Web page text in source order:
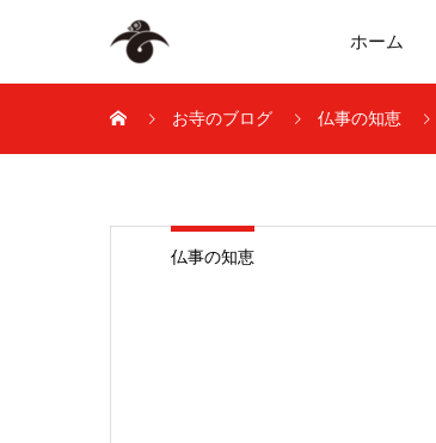
ホーム
お寺のブログ 仏事の知恵
仏事の知恵